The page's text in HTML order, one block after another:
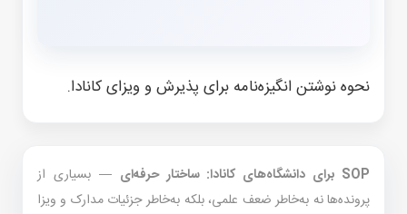
نحوه نوشتن انگیزه‌نامه برای پذیرش و ویزای کانادا.
SOP برای دانشگاه‌های کانادا: ساختار حرفه‌ای
— بسیاری از
پرونده‌ها نه به‌خاطر ضعف علمی، بلکه به‌خاطر جزئیات مدارک و ویزا